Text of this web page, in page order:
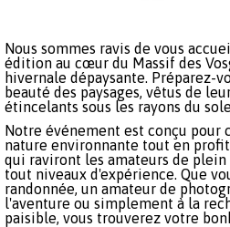
Nous sommes ravis de vous
édition au cœur du Massif des
hivernale dépaysante. Préparez-
beauté des paysages, vêtus de
étincelants sous les rayons du
Notre événement est conçu pour
nature environnante tout en
qui raviront les amateurs de plein
tout niveaux d'expérience. Que
randonnée, un amateur de
l'aventure ou simplement à la
paisible, vous trouverez votre